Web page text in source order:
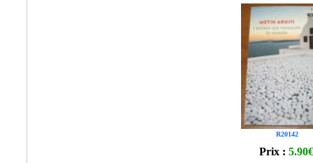
R20142
Prix : 5.90€